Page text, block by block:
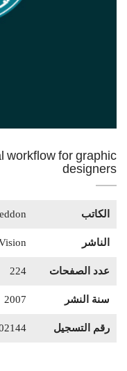
workflow for graphic
designers
الكاتب
الناشر
عدد الصفحات 224
سنة النشر 2007
رقم التسجيل